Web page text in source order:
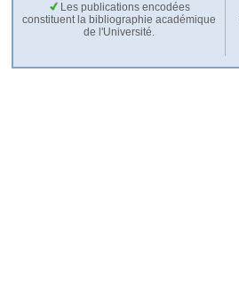
Les publications encodées
constituent la bibliographie académique
de l'Université.